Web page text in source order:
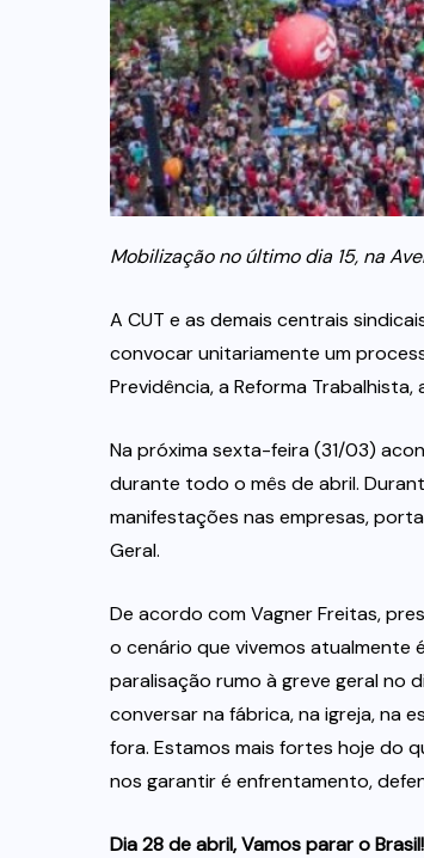
Mobilização no último dia 15, na
A CUT e as demais centrais
convocar unitariamente um
Previdência, a Reforma
Na próxima sexta-feira (31/03)
durante todo o mês de abril.
manifestações nas empresas,
Geral.
De acordo com Vagner Freitas,
o cenário que vivemos atualmente
paralisação rumo à greve geral no
conversar na fábrica, na igreja, na
fora. Estamos mais fortes hoje do
nos garantir é enfrentamento,
Dia 28 de abril, Vamos parar o Brasil!